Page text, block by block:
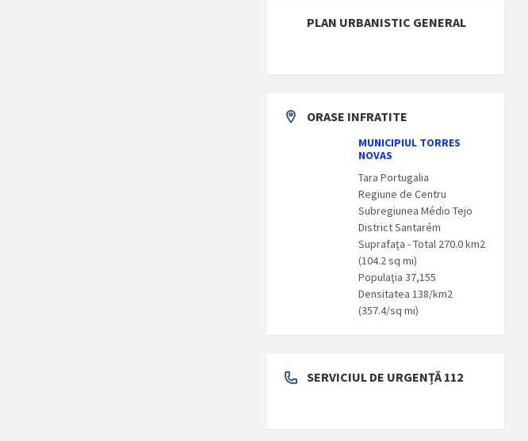
PLAN URBANISTIC GENERAL
ORASE INFRATITE
MUNICIPIUL TORRES
NOVAS
Tara Portugalia
Regiune de Centru
Subregiunea Médio Tejo
District Santarém
Suprafaţa - Total 270.0 km2
(104.2 sq mi)
Populaţia 37,155
Densitatea 138/km2
(357.4/sq mi)
SERVICIUL DE URGENȚĂ 112